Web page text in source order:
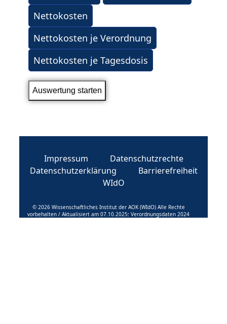
Nettokosten
Nettokosten je Verordnung
Nettokosten je Tagesdosis
Impressum
Datenschutzrechte
Datenschutzerklärung
Barrierefreiheit
WIdO
© 2026 Wissenschaftliches Institut der AOK (WIdO) Alle Rechte
vorbehalten / Aktualisiert am 07.10.2025: Verordnungsdaten 2024